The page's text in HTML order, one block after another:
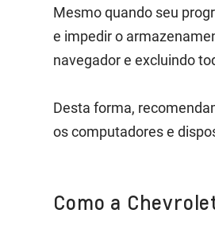
Mesmo quando seu
e impedir o
navegador e excluindo
Desta forma,
os computadores e
Como a